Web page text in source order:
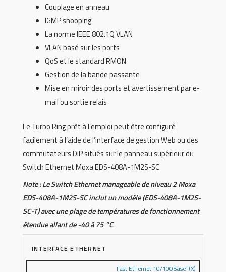
Couplage en anneau
IGMP snooping
La norme IEEE 802.1Q VLAN
VLAN basé sur les ports
QoS et le standard RMON
Gestion de la bande passante
Mise en miroir des ports et avertissement par e-
mail ou sortie relais
Le Turbo Ring prêt à l’emploi peut être configuré
facilement à l’aide de l’interface de gestion Web ou des
commutateurs DIP situés sur le panneau supérieur du
Switch Ethernet Moxa EDS-408A-1M2S-SC
Note : Le Switch Ethernet manageable de niveau 2 Moxa
EDS-408A-1M2S-SC inclut un modèle (EDS-408A-1M2S-
SC-T) avec une plage de températures de fonctionnement
étendue allant de -40 à 75 °C.
INTERFACE ETHERNET
Fast Ethernet 10/100BaseT(X)